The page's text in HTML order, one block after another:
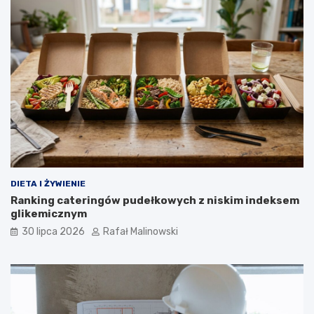
DIETA I ŻYWIENIE
Ranking cateringów pudełkowych z niskim indeksem
glikemicznym
30 lipca 2026 Rafał Malinowski